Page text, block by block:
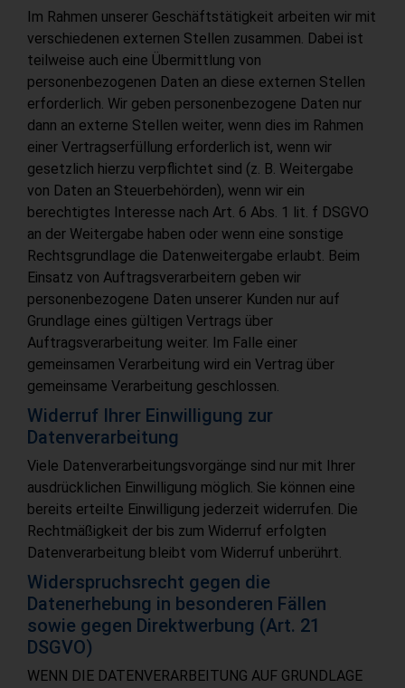
Im Rahmen unserer Geschäftstätigkeit arbeiten wir mit
verschiedenen externen Stellen zusammen. Dabei ist
teilweise auch eine Übermittlung von
personenbezogenen Daten an diese externen Stellen
erforderlich. Wir geben personenbezogene Daten nur
dann an externe Stellen weiter, wenn dies im Rahmen
einer Vertragserfüllung erforderlich ist, wenn wir
gesetzlich hierzu verpflichtet sind (z. B. Weitergabe
von Daten an Steuerbehörden), wenn wir ein
berechtigtes Interesse nach Art. 6 Abs. 1 lit. f DSGVO
an der Weitergabe haben oder wenn eine sonstige
Rechtsgrundlage die Datenweitergabe erlaubt. Beim
Einsatz von Auftragsverarbeitern geben wir
personenbezogene Daten unserer Kunden nur auf
Grundlage eines gültigen Vertrags über
Auftragsverarbeitung weiter. Im Falle einer
gemeinsamen Verarbeitung wird ein Vertrag über
gemeinsame Verarbeitung geschlossen.
Widerruf Ihrer Einwilligung zur
Datenverarbeitung
Viele Datenverarbeitungsvorgänge sind nur mit Ihrer
ausdrücklichen Einwilligung möglich. Sie können eine
bereits erteilte Einwilligung jederzeit widerrufen. Die
Rechtmäßigkeit der bis zum Widerruf erfolgten
Datenverarbeitung bleibt vom Widerruf unberührt.
Widerspruchsrecht gegen die
Datenerhebung in besonderen Fällen
sowie gegen Direktwerbung (Art. 21
DSGVO)
WENN DIE DATENVERARBEITUNG AUF GRUNDLAGE